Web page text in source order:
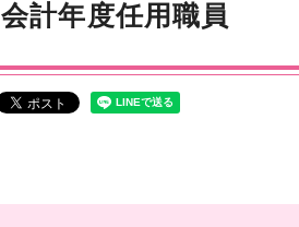
会計年度任用職員